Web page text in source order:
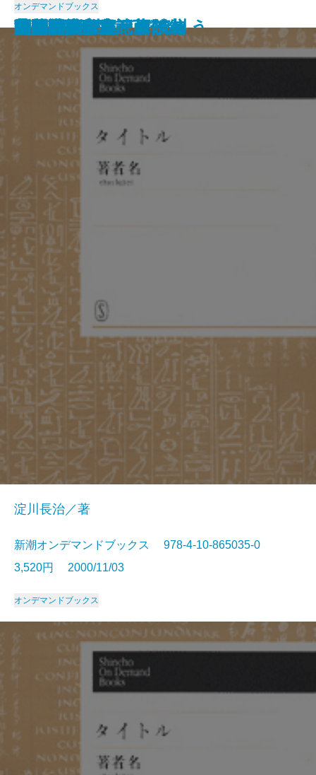
夢の砦(下)
世界の喜劇人
新田義貞 下
決闘者 宮本武蔵 中
列藩騒動録 二
太平洋戦争日記 二
未成年 下
人間万事塞翁が丙午
たかが江川されど江川
マンボウぼうえんきょう
オンデマンドブックス
私の映画教室
淀川長治／著
新潮オンデマンドブックス 978-4-10-865035-0
3,520円 2000/11/03
オンデマンドブックス
ドイル傑作集 海賊編
芸術論
大尉の娘
新田義貞 上
決闘者 宮本武蔵 上
列藩騒動録 一
薄桜記
太平洋戦争日記 一
ドイル傑作集 冒険編